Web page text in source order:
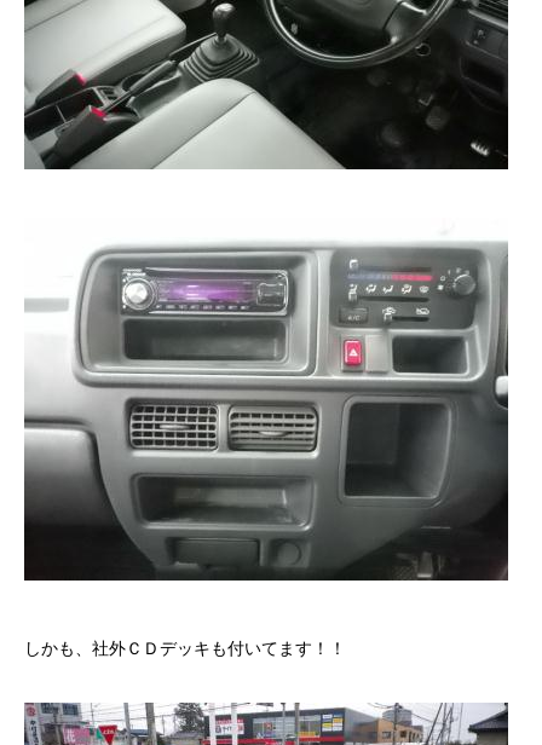
沿革
クロちゃんの独り言
入庫情報
部品取付
車磨き
車検
整備・修理
しかも、社外ＣＤデッキも付いてます！！